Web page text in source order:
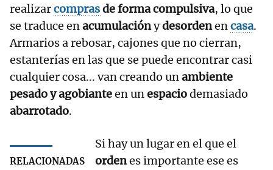
realizarcomprasde forma compulsiva, lo que
se traduce enacumulaciónydesordenencasa.
Armarios a rebosar, cajones que no cierran,
estanterías en las que se puede encontrar casi
cualquier cosa... van creando unambiente
pesado y agobianteen unespaciodemasiado
abarrotado.
RELACIONADAS
Si hay un lugar en el que el
ordenes importante ese es